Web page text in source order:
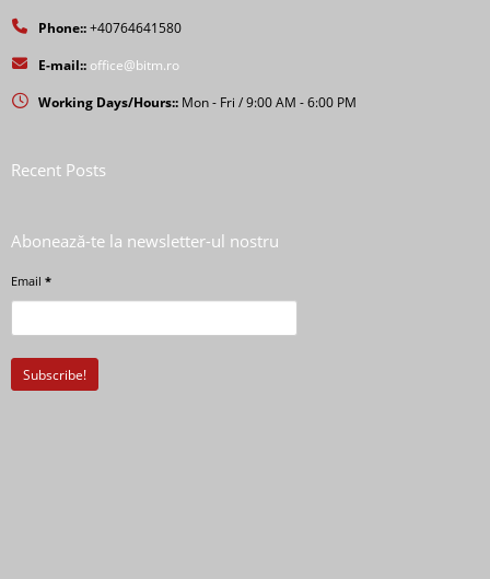
Phone::+40764641580
E-mail:: office@bitm.ro
Working Days/Hours:: Mon - Fri / 9:00 AM - 6:00 PM
Recent Posts
Abonează-te la newsletter-ul nostru
Email *